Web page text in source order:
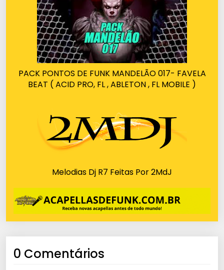
PACK PONTOS DE FUNK MANDELÃO 017- FAVELA
BEAT ( ACID PRO, FL , ABLETON , FL MOBILE )
Melodias Dj R7 Feitas Por 2MdJ
0 Comentários